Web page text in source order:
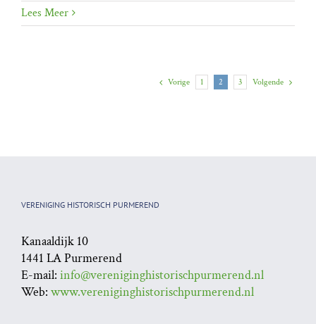
Lees Meer
Vorige 1 2 3 Volgende
VERENIGING HISTORISCH PURMEREND
Kanaaldijk 10
1441 LA Purmerend
E-mail: info@vereniginghistorischpurmerend.nl
Web: www.vereniginghistorischpurmerend.nl